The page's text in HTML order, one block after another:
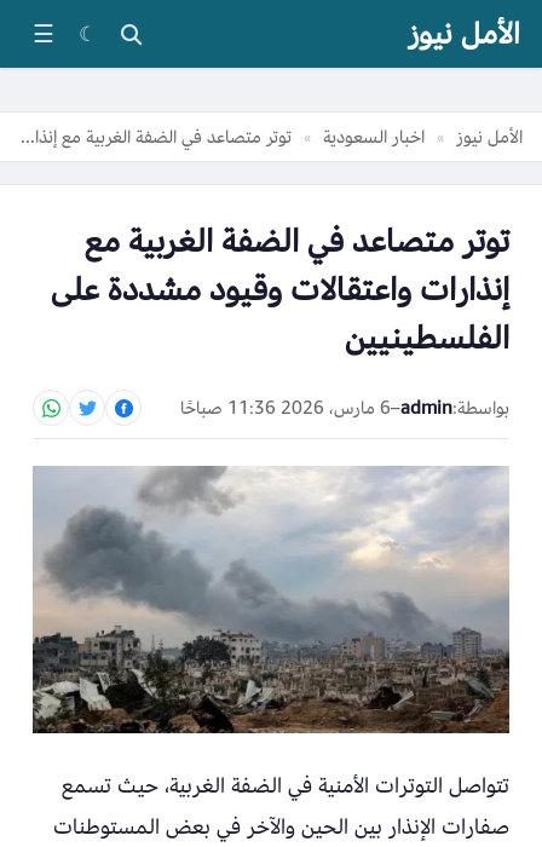
الأمل نيوز ☾
☰
الأمل نيوز » اخبار السعودية » توتر متصاعد في الضفة الغربية مع إنذارات واعتقالات وقيود مشددة على الفلسطينيين
توتر متصاعد في الضفة الغربية مع
إنذارات واعتقالات وقيود مشددة على
الفلسطينيين
بواسطة:admin
–6 مارس، 2026 11:36 صباحًا
تتواصل التوترات الأمنية في الضفة الغربية، حيث تسمع
صفارات الإنذار بين الحين والآخر في بعض المستوطنات